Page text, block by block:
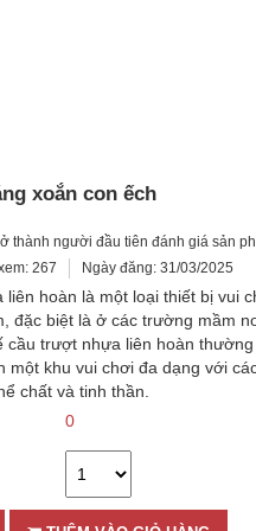
xoắn con ếch
thành người đầu tiên đánh giá sản
267 Ngày đăng: 31/03/2025
hoàn là một loại thiết bị vui
đặc biệt là ở các trường mầm
cầu trượt nhựa liên hoàn
một khu vui chơi đa dạng với
chất và tinh thần.
0